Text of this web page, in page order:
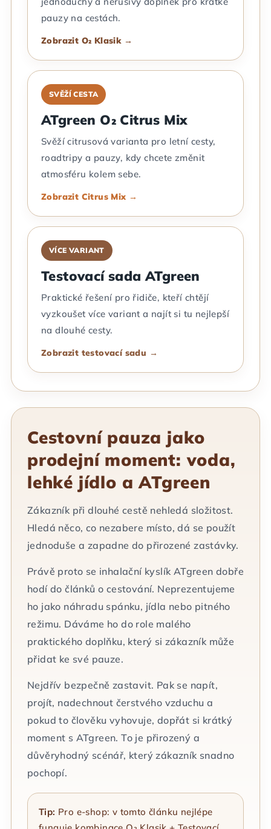
pauzy na cestách.
Zobrazit O₂ Klasik →
SVĚŽÍ CESTA
ATgreen O₂ Citrus Mix
Svěží citrusová varianta pro letní cesty,
roadtripy a pauzy, kdy chcete změnit
atmosféru kolem sebe.
Zobrazit Citrus Mix →
VÍCE VARIANT
Testovací sada ATgreen
Praktické řešení pro řidiče, kteří chtějí
vyzkoušet více variant a najít si tu nejlepší
na dlouhé cesty.
Zobrazit testovací sadu →
Cestovní pauza jako
prodejní moment: voda,
lehké jídlo a ATgreen
Zákazník při dlouhé cestě nehledá složitost.
Hledá něco, co nezabere místo, dá se použít
jednoduše a zapadne do přirozené zastávky.
Právě proto se inhalační kyslík ATgreen dobře
hodí do článků o cestování. Neprezentujeme
ho jako náhradu spánku, jídla nebo pitného
režimu. Dáváme ho do role malého
praktického doplňku, který si zákazník může
přidat ke své pauze.
Nejdřív bezpečně zastavit. Pak se napít,
projít, nadechnout čerstvého vzduchu a
pokud to člověku vyhovuje, dopřát si krátký
moment s ATgreen. To je přirozený a
důvěryhodný scénář, který zákazník snadno
pochopí.
Tip: Pro e-shop: v tomto článku nejlépe